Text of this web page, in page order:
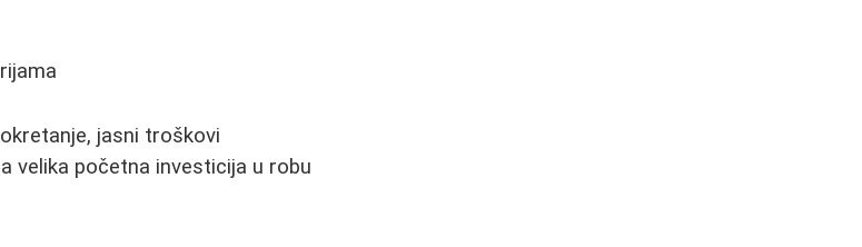
jasni troškovi
velika početna investicija u robu